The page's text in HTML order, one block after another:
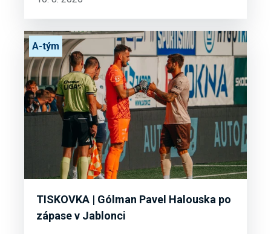
TISKOVKA | Gólman Pavel Halouska po
zápase v Jablonci
A-tým